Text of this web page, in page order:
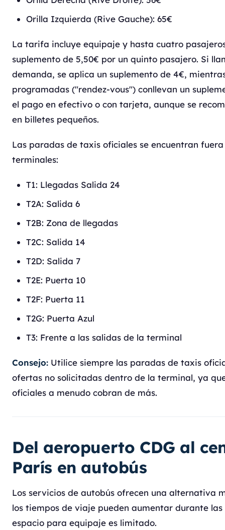
Orilla Izquierda (Rive Gauche): 65€
La tarifa incluye equipaje y hasta cuatro
suplemento de 5,50€ por un quinto pasajero. Si
demanda, se aplica un suplemento de 4€,
programadas ("rendez-vous") conllevan un
el pago en efectivo o con tarjeta, aunque se
en billetes pequeños.
Las paradas de taxis oficiales se encuentran
terminales:
T1: Llegadas Salida 24
T2A: Salida 6
T2B: Zona de llegadas
T2C: Salida 14
T2D: Salida 7
T2E: Puerta 10
T2F: Puerta 11
T2G: Puerta Azul
T3: Frente a las salidas de la terminal
Consejo: Utilice siempre las paradas de taxis
ofertas no solicitadas dentro de la terminal, ya
oficiales a menudo cobran de más.
Del aeropuerto CDG al
París en autobús
Los servicios de autobús ofrecen una alternativa
los tiempos de viaje pueden aumentar durante
espacio para equipaje es limitado.